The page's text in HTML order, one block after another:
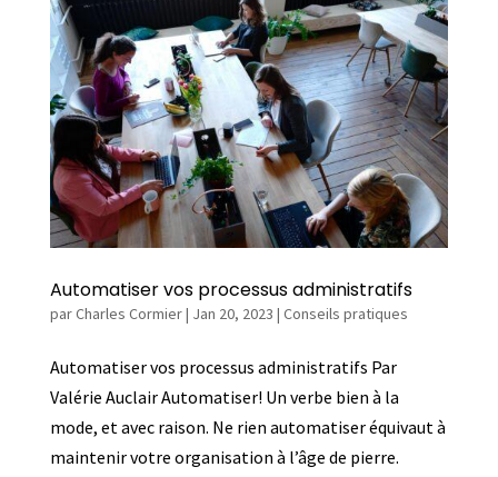
Automatiser vos processus administratifs
parCharles Cormier| Jan 20, 2023 | Conseils pratiques
Automatiser vos processus administratifs Par
Valérie Auclair Automatiser! Un verbe bien à la
mode, et avec raison. Ne rien automatiser équivaut à
maintenir votre organisation à l’âge de pierre.